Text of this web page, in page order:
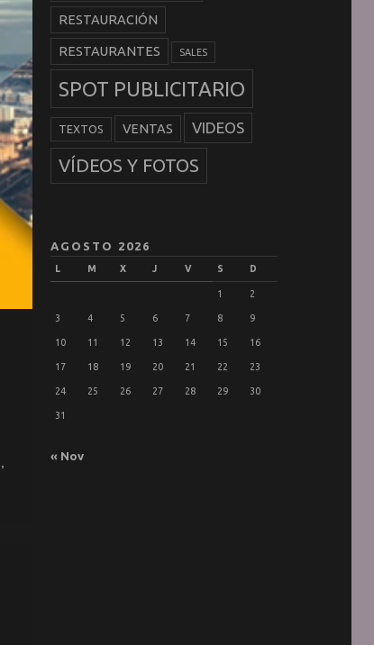
RESTAURACIÓN
RESTAURANTES SALES
SPOT PUBLICITARIO
TEXTOS VENTAS VIDEOS
VÍDEOS Y FOTOS
AGOSTO 2026
L M X J V S D
1 2
3 4 5 6 7 8 9
10 11 12 13 14 15 16
17 18 19 20 21 22 23
24 25 26 27 28 29 30
31
« Nov